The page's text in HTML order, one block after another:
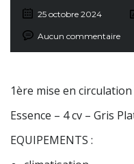
25 octobre 2024
Aucun commentaire
1ère mise en circulation
Essence – 4 cv – Gris
EQUIPEMENTS :